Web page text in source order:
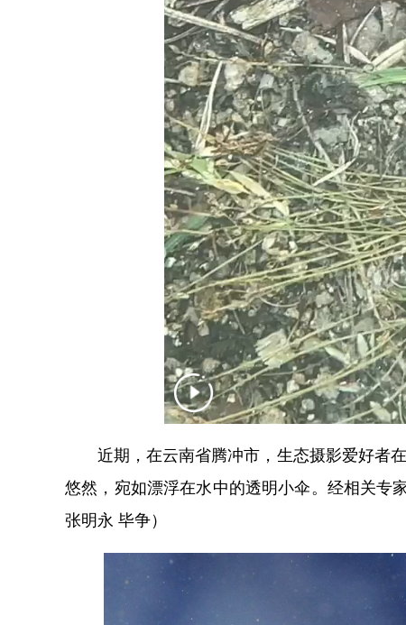
近期，在云南省腾冲市，生态摄影爱好者在
悠然，宛如漂浮在水中的透明小伞。经相关专
张明永 毕争）